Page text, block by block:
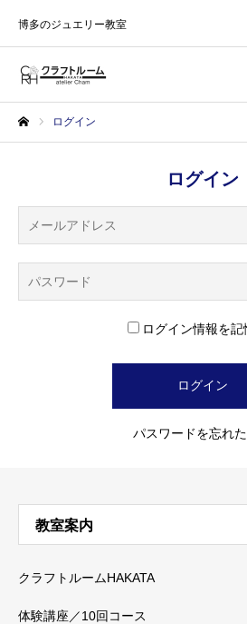
博多のジュエリー教室
ログイン
ログイン
ログイン情報を記
パスワードを忘れ
教室案内
クラフトルームHAKATA
体験講座／10回コース